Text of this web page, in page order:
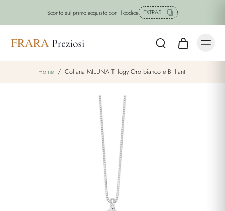
Sconto sul primo acquisto con il codice EXTRA5
Home / Collana MILUNA Trilogy Oro bianco e Brillanti